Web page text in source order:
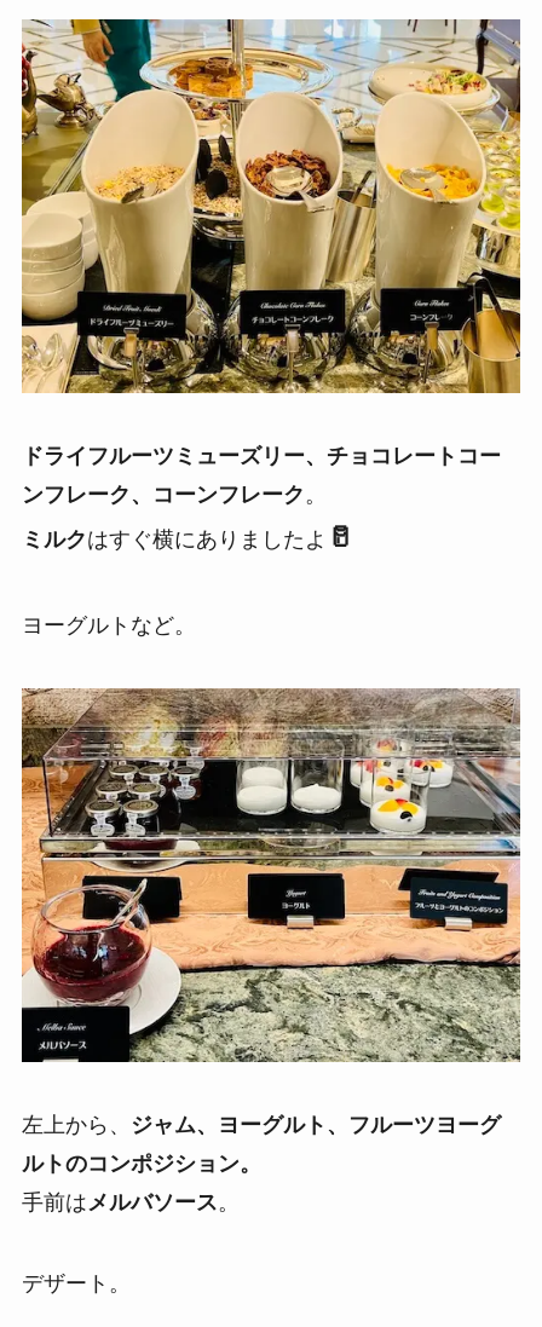
ドライフルーツミューズリー、チョコレートコー
ンフレーク、コーンフレーク 。
ミルクはすぐ横にありましたよ 🥛
ヨーグルトなど。
左上から、
ジャム、ヨーグルト、フルーツヨーグ
ルトのコンポジション。
手前は メルバソース。
デザート。